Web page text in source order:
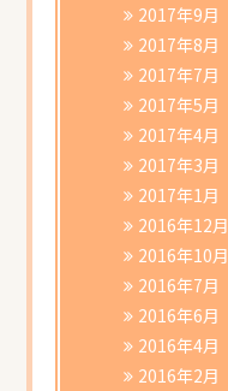
2017年9月
2017年8月
2017年7月
2017年5月
2017年4月
2017年3月
2017年1月
2016年12月
2016年10月
2016年7月
2016年6月
2016年4月
2016年2月